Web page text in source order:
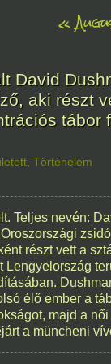
«
és
a
és
hozzászólás, szólj
három
után.
hozzászólás, szólj
az önálló
David
aki részt
tábor
Történelem
Teljes nevén:
részt vett a
Lengyelország
élő ember a
majd a
a müncheni